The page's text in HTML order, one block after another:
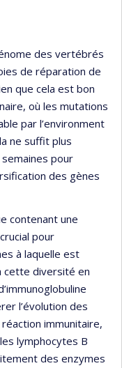
des vertébrés
de réparation de
que cela est bon
où les mutations
par l’environment
ne suffit plus
pour
des gènes
contenant une
pour
à laquelle est
cette diversité en
l’évolution des
immunitaire,
lymphocytes B
des enzymes